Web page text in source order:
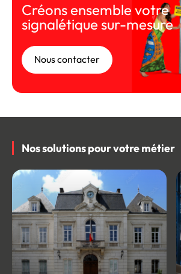
Créons ensemble votre
signalétique sur-mesure
Nous contacter
Nos solutions pour votre métier